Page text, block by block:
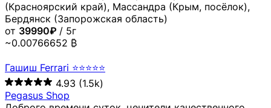
(Красноярский край), Массандра (Крым, посёлок),
Бердянск (Запорожская область)
от 39990₽ / 5г
~0.00766652 ₿
Гашиш Ferrari ⭐⭐⭐⭐⭐
4.93 (1.5k)
Pegasus Shop